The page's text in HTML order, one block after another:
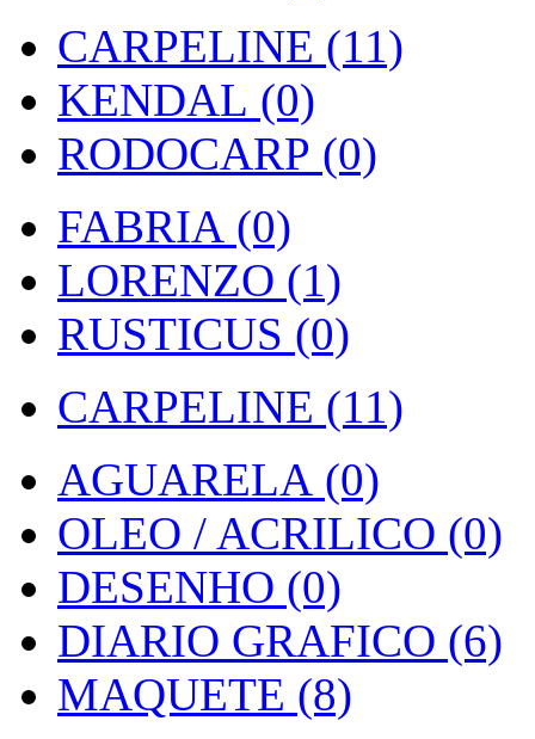
CARPELINE (11)
KENDAL (0)
RODOCARP (0)
FABRIA (0)
LORENZO (1)
RUSTICUS (0)
CARPELINE (11)
AGUARELA (0)
OLEO / ACRILICO (0)
DESENHO (0)
DIARIO GRAFICO (6)
MAQUETE (8)